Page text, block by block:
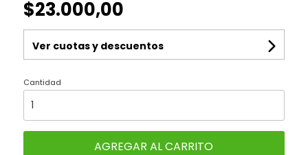
$23.000,00
Ver cuotas y descuentos
Cantidad
AGREGAR AL CARRITO